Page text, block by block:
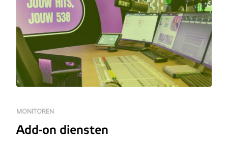
MONITOREN
Add-on diensten